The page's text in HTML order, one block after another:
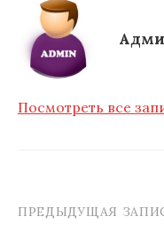
Посмотреть все
Навигация
ПРЕДЫДУЩАЯ